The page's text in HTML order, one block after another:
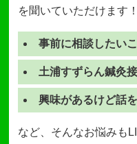
を聞いていただけます！
事前に相談したい
土浦すずらん鍼灸
興味があるけど話
など、そんなお悩みも